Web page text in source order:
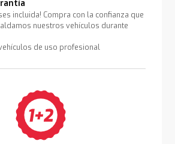
incluida! Compra con la confianza que
nuestros vehículos durante
de uso profesional